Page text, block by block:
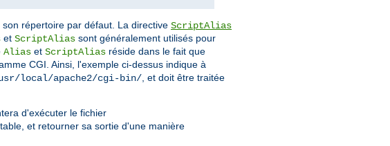
répertoire par défaut. La directive ScriptAlias
et ScriptAlias sont généralement utilisés pour
Alias et ScriptAlias réside dans le fait que
CGI. Ainsi, l'exemple ci-dessus indique à
local/apache2/cgi-bin/, et doit être traitée
d'exécuter le fichier
et retourner sa sortie d'une manière